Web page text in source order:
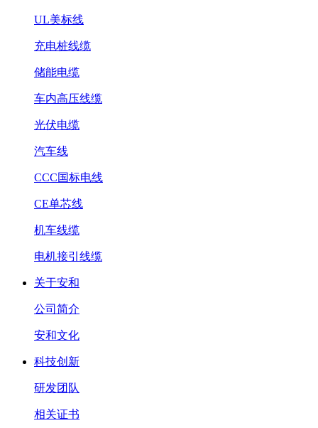
UL美标线
充电桩线缆
储能电缆
车内高压线缆
光伏电缆
汽车线
CCC国标电线
CE单芯线
机车线缆
电机接引线缆
关于安和
公司简介
安和文化
科技创新
研发团队
相关证书